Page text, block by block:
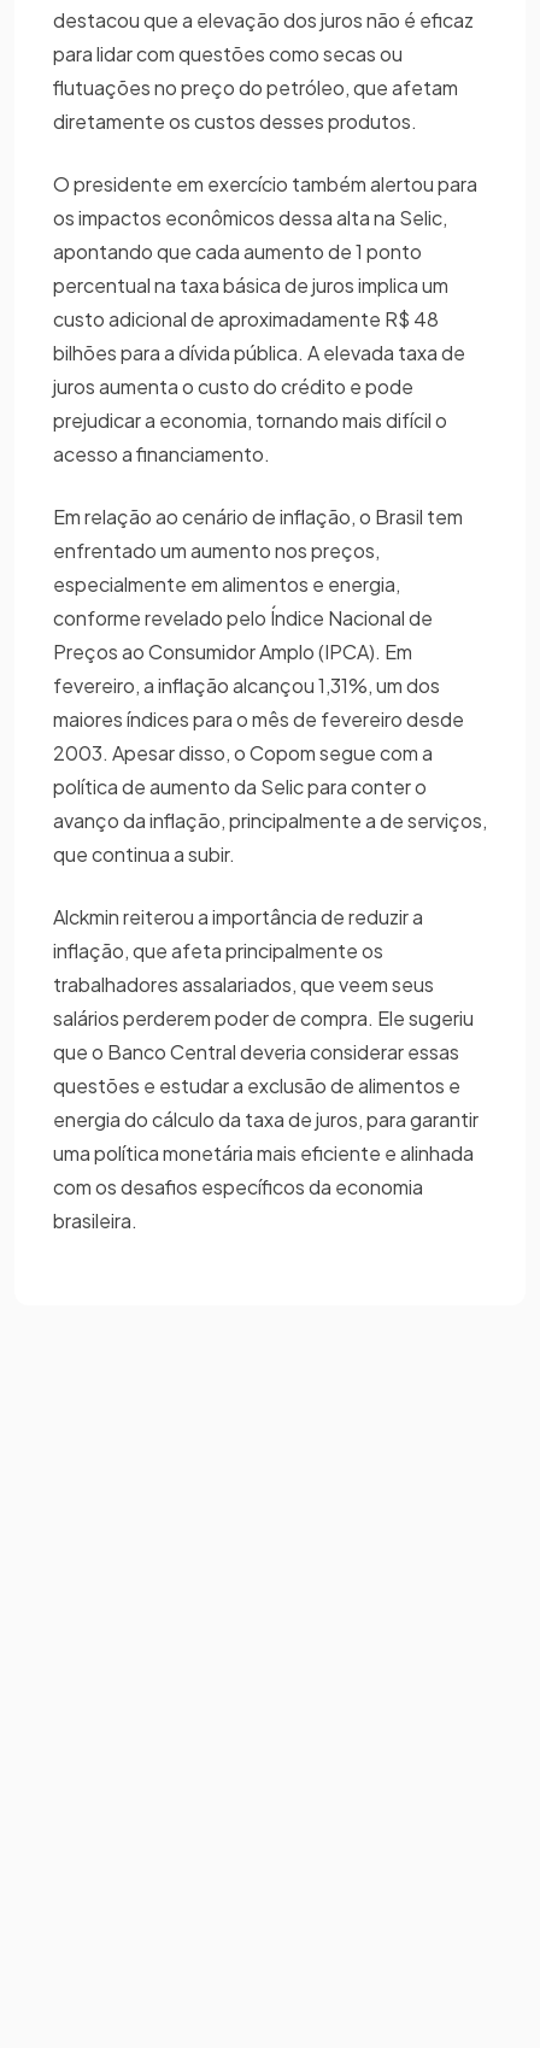
destacou que a elevação dos juros não é eficaz
para lidar com questões como secas ou
flutuações no preço do petróleo, que afetam
diretamente os custos desses produtos.
O presidente em exercício também alertou para
os impactos econômicos dessa alta na Selic,
apontando que cada aumento de 1 ponto
percentual na taxa básica de juros implica um
custo adicional de aproximadamente R$ 48
bilhões para a dívida pública. A elevada taxa de
juros aumenta o custo do crédito e pode
prejudicar a economia, tornando mais difícil o
acesso a financiamento.
Em relação ao cenário de inflação, o Brasil tem
enfrentado um aumento nos preços,
especialmente em alimentos e energia,
conforme revelado pelo Índice Nacional de
Preços ao Consumidor Amplo (IPCA). Em
fevereiro, a inflação alcançou 1,31%, um dos
maiores índices para o mês de fevereiro desde
2003. Apesar disso, o Copom segue com a
política de aumento da Selic para conter o
avanço da inflação, principalmente a de serviços,
que continua a subir.
Alckmin reiterou a importância de reduzir a
inflação, que afeta principalmente os
trabalhadores assalariados, que veem seus
salários perderem poder de compra. Ele sugeriu
que o Banco Central deveria considerar essas
questões e estudar a exclusão de alimentos e
energia do cálculo da taxa de juros, para garantir
uma política monetária mais eficiente e alinhada
com os desafios específicos da economia
brasileira.